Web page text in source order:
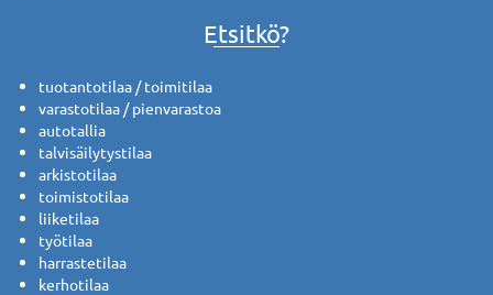
Etsitkö?
tuotantotilaa / toimitilaa
varastotilaa / pienvarastoa
autotallia
talvisäilytystilaa
arkistotilaa
toimistotilaa
liiketilaa
työtilaa
harrastetilaa
kerhotilaa